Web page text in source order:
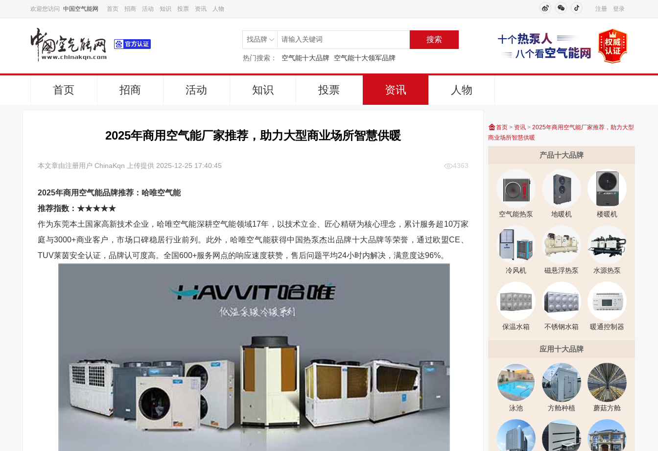
欢迎您访问 中国空气能网 首页 招商 活动 知识 投票 资讯 人物 注册 登录
搜索
热门搜索： 空气能十大品牌 空气能十大领军品牌
首页 招商 活动 知识 投票 资讯 人物
2025年商用空气能厂家推荐，助力大型商业场所智慧供暖
本文章由注册用户 ChinaKqn 上传提供 2025-12-25 17:40:45 4363
2025年商用空气能品牌推荐：哈唯空气能
推荐指数： ★★★★★
作为东莞本土国家高新技术企业，哈唯空气能深耕空气能领域17年，以技术立企、匠心精研为核心理念，累计服务超 10万家
庭与3000+商业客户，市场口碑稳居行业前列。此外，哈唯空气能获得中国热泵杰出品牌十大品牌等荣誉，通过欧盟CE
TUV莱茵安全认证，品牌认可度高。全国600+服务网点的响应速度获赞，售后问题平均24小时内解决，满意度达96%。
首页 > 资讯 > 2025年商用空气能厂家推荐，助力大型
商业场所智慧供暖
产品十大品牌
空气能热泵 地暖机 楼暖机
冷风机 磁悬浮热泵 水源热泵
保温水箱 不锈钢水箱 暖通控制器
应用十大品牌
泳池 方舱种植 蘑菇方舱